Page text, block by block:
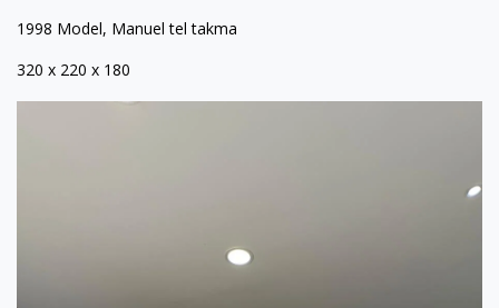
1998 Model, Manuel tel takma
320 x 220 x 180